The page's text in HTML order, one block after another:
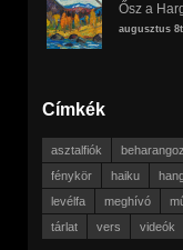
Ősz a
augusztus
Címkék
asztalfiók
fénykör
haiku
levélfa
meghívó
tárlat
vers videók